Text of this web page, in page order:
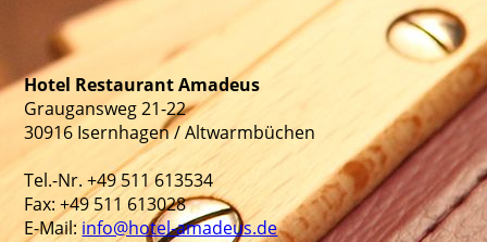
Hotel Restaurant Amadeus
Graugansweg 21-22
30916 Isernhagen / Altwarmbüchen
Tel.-Nr. +49 511 613534
Fax: +49 511 613028
E-Mail: info@hotel-amadeus.de